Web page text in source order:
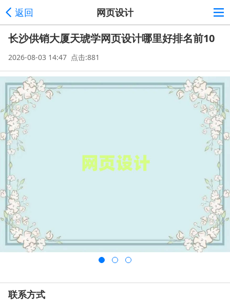
返回 网页设计
长沙供销大厦天琥学网页设计哪里好排名前10
2026-08-03 14:47 点击:881
联系方式